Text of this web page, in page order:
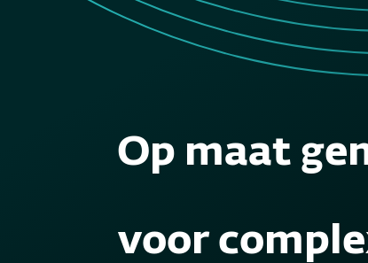
Op maat
voor